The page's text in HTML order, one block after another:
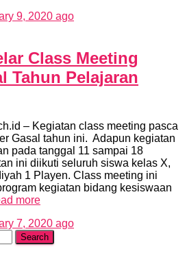
9, 2020 ago
Class Meeting
Tahun Pelajaran
– Kegiatan class meeting pasca
Gasal tahun ini. Adapun kegiatan
pada tanggal 11 sampai 18
ini diikuti seluruh siswa kelas X,
1 Playen. Class meeting ini
kegiatan bidang kesiswaan
more
7, 2020 ago